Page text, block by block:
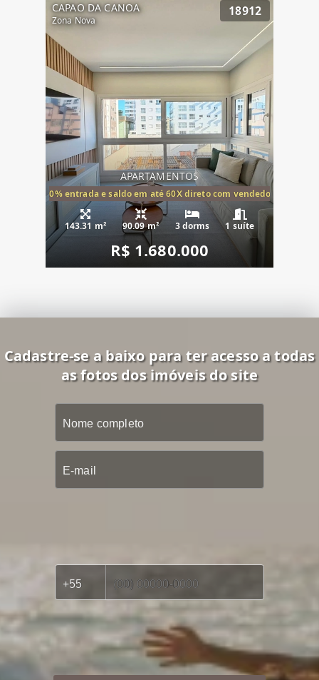
CAPAO DA CANOA
Zona Nova
18912
APARTAMENTOS
20% entrada e saldo em até 60X direto com vendedor
143.31 m² 90.09 m² 3 dorms 1 suíte
R$ 1.680.000
Cadastre-se a baixo para ter acesso a todas
as fotos dos imóveis do site